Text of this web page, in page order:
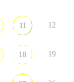
11 12
18 19